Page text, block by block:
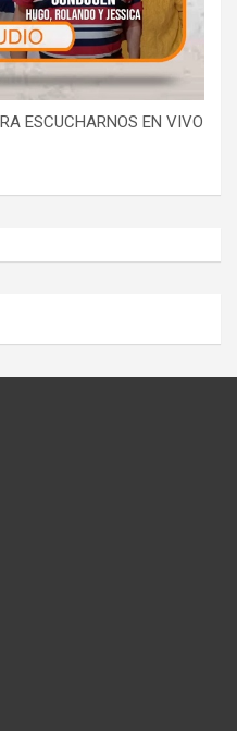
ESCUCHARNOS EN VIVO